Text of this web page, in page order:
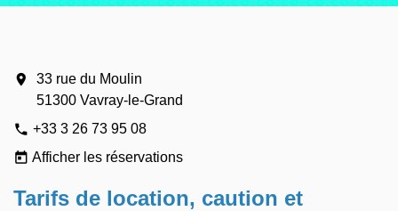
location_on
33 rue du Moulin
51300 Vavray-le-Grand
phone +33 3 26 73 95 08
today Afficher les réservations
Tarifs de location, caution et